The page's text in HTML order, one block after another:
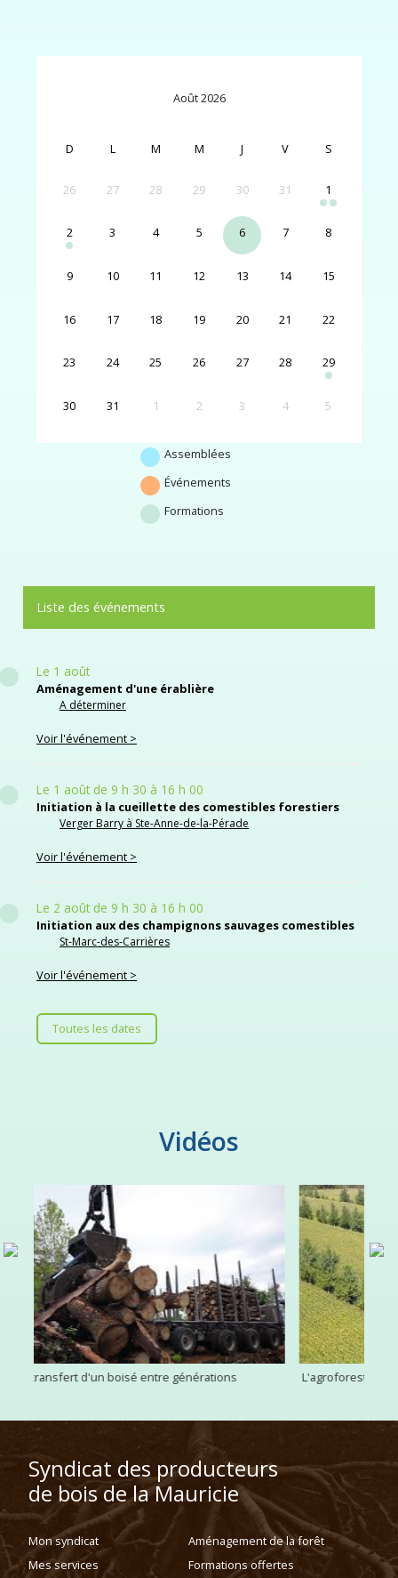
Août 2026
D L M M J V S
26 27 28 29 30 31 1
2 3 4 5 6 7 8
9 10 11 12 13 14 15
16 17 18 19 20 21 22
23 24 25 26 27 28 29
30 31 1 2 3 4 5
Assemblées
Événements
Formations
Liste des événements
Le 1 août
Aménagement d'une érablière
A déterminer
Voir l'événement
Le 1 août de 9 h 30 à 16 h 00
Initiation à la cueillette des comestibles forestiers
Verger Barry à Ste-Anne-de-la-Pérade
Voir l'événement
Le 2 août de 9 h 30 à 16 h 00
Initiation aux des champignons sauvages comestibles
St-Marc-des-Carrières
Voir l'événement
Toutes les dates
Vidéos
L'agroforesterie au Québec: des exemples inspirants, des
Syndicat des producteurs
de bois de la Mauricie
Mon syndicat
Mes services
Aménagement de la forêt
Formations offertes